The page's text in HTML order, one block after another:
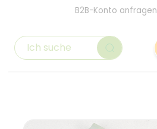
B2B-Konto anfragen